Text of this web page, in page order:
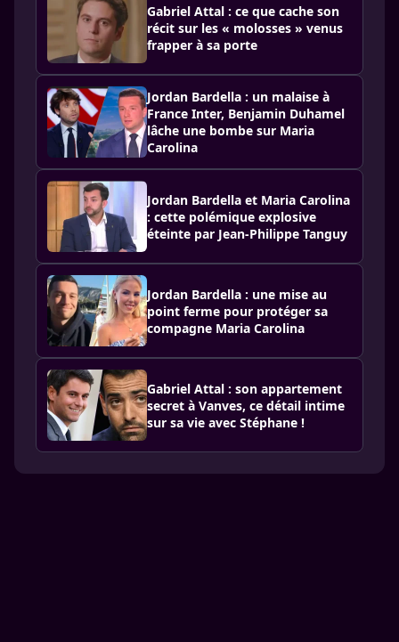
Gabriel Attal : ce que cache son
récit sur les « molosses » venus
frapper à sa porte
Jordan Bardella : un malaise à
France Inter, Benjamin Duhamel
lâche une bombe sur Maria
Carolina
Jordan Bardella et Maria Carolina
: cette polémique explosive
éteinte par Jean-Philippe Tanguy
Jordan Bardella : une mise au
point ferme pour protéger sa
compagne Maria Carolina
Gabriel Attal : son appartement
secret à Vanves, ce détail intime
sur sa vie avec Stéphane !